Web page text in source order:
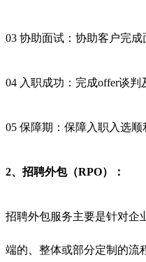
03 协助面试：协助客户完成
04 入职成功：完成offer谈判
05 保障期：保障入职入选顺
2、招聘外包（RPO）：
招聘外包服务主要是针对企
端的、整体或部分定制的流